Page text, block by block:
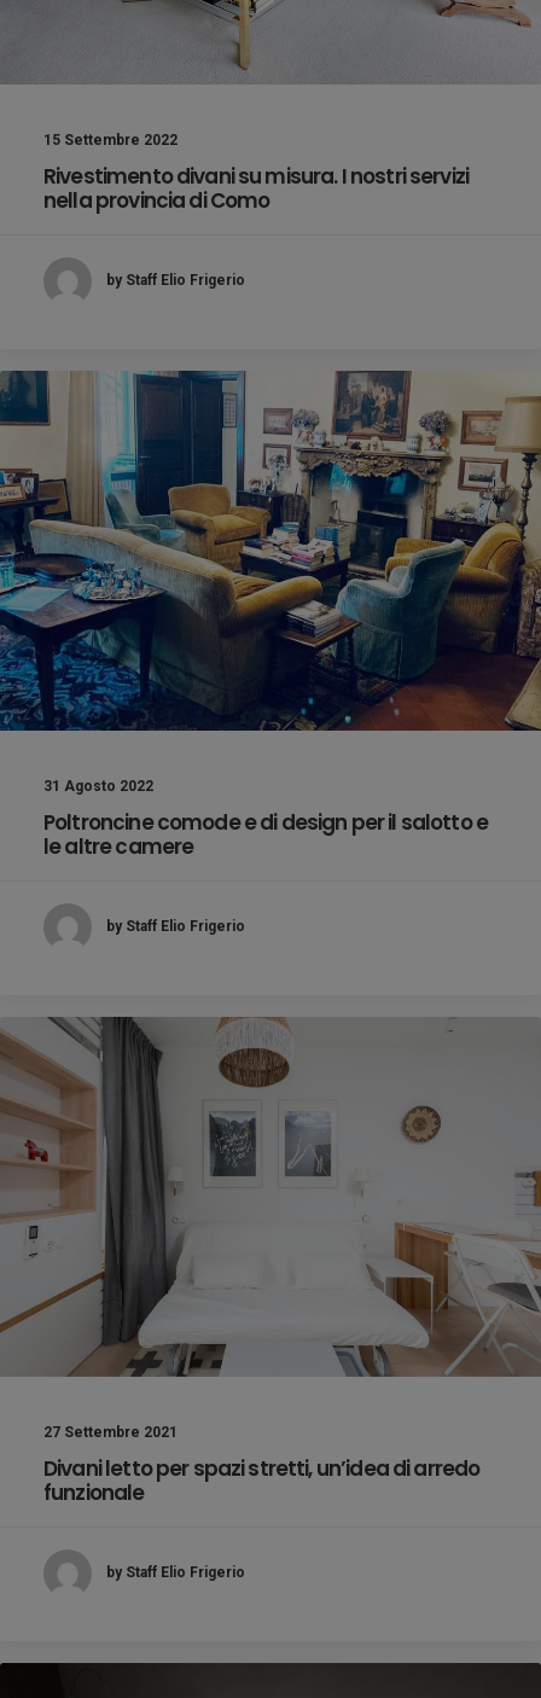
15 Settembre 2022
Rivestimento divani su misura. I nostri servizi
nella provincia di Como
by Staff Elio Frigerio
31 Agosto 2022
Poltroncine comode e di design per il salotto e
le altre camere
by Staff Elio Frigerio
27 Settembre 2021
Divani letto per spazi stretti, un’idea di arredo
funzionale
by Staff Elio Frigerio